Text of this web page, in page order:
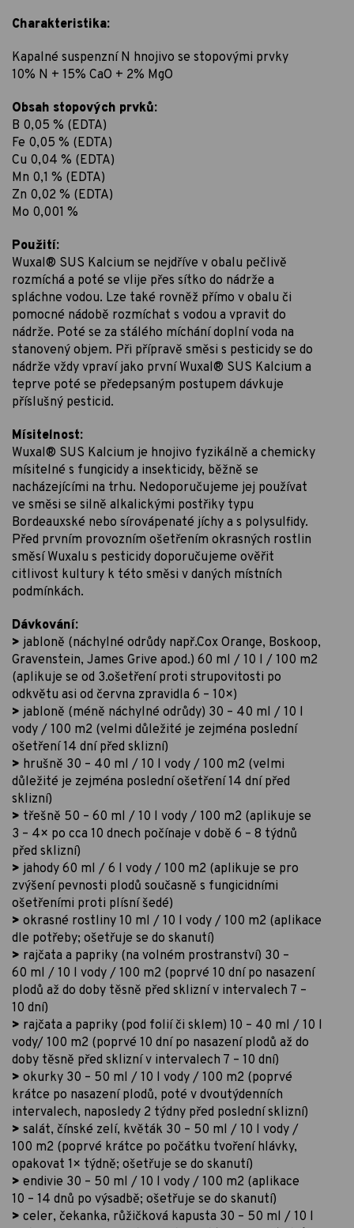
Charakteristika:
Kapalné suspenzní N hnojivo se stopovými prvky
10% N + 15% CaO + 2% MgO
Obsah stopových prvků:
B 0,05 % (EDTA)
Fe 0,05 % (EDTA)
Cu 0,04 % (EDTA)
Mn 0,1 % (EDTA)
Zn 0,02 % (EDTA)
Mo 0,001 %
Použití:
Wuxal® SUS Kalcium se nejdříve v obalu pečlivě
rozmíchá a poté se vlije přes sítko do nádrže a
spláchne vodou. Lze také rovněž přímo v obalu či
pomocné nádobě rozmíchat s vodou a vpravit do
nádrže. Poté se za stálého míchání doplní voda na
stanovený objem. Při přípravě směsi s pesticidy se do
nádrže vždy vpraví jako první Wuxal® SUS Kalcium a
teprve poté se předepsaným postupem dávkuje
příslušný pesticid.
Mísitelnost:
Wuxal® SUS Kalcium je hnojivo fyzikálně a chemicky
mísitelné s fungicidy a insekticidy, běžně se
nacházejícími na trhu. Nedoporučujeme jej používat
ve směsi se silně alkalickými postřiky typu
Bordeauxské nebo sírovápenaté jíchy a s polysulfidy.
Před prvním provozním ošetřením okrasných rostlin
směsí Wuxalu s pesticidy doporučujeme ověřit
citlivost kultury k této směsi v daných místních
podmínkách.
Dávkování:
> jabloně (náchylné odrůdy např.Cox Orange, Boskoop,
Gravenstein, James Grive apod.) 60 ml / 10 l / 100 m2
(aplikuje se od 3.ošetření proti strupovitosti po
odkvětu asi od června zpravidla 6 – 10×)
> jabloně (méně náchylné odrůdy) 30 – 40 ml / 10 l
vody / 100 m2 (velmi důležité je zejména poslední
ošetření 14 dní před sklizní)
> hrušně 30 – 40 ml / 10 l vody / 100 m2 (velmi
důležité je zejména poslední ošetření 14 dní před
sklizní)
> třešně 50 – 60 ml / 10 l vody / 100 m2 (aplikuje se
3 – 4× po cca 10 dnech počínaje v době 6 – 8 týdnů
před sklizní)
> jahody 60 ml / 6 l vody / 100 m2 (aplikuje se pro
zvýšení pevnosti plodů současně s fungicidními
ošetřeními proti plísní šedé)
> okrasné rostliny 10 ml / 10 l vody / 100 m2 (aplikace
dle potřeby; ošetřuje se do skanutí)
> rajčata a papriky (na volném prostranství) 30 –
60 ml / 10 l vody / 100 m2 (poprvé 10 dní po nasazení
plodů až do doby těsně před sklizní v intervalech 7 –
10 dní)
> rajčata a papriky (pod folií či sklem) 10 – 40 ml / 10 l
vody/ 100 m2 (poprvé 10 dní po nasazení plodů až do
doby těsně před sklizní v intervalech 7 – 10 dní)
> okurky 30 – 50 ml / 10 l vody / 100 m2 (poprvé
krátce po nasazení plodů, poté v dvoutýdenních
intervalech, naposledy 2 týdny před poslední sklizní)
> salát, čínské zelí, květák 30 – 50 ml / 10 l vody /
100 m2 (poprvé krátce po počátku tvoření hlávky,
opakovat 1× týdně; ošetřuje se do skanutí)
> endivie 30 – 50 ml / 10 l vody / 100 m2 (aplikace
10 – 14 dnů po výsadbě; ošetřuje se do skanutí)
> celer, čekanka, růžičková kapusta 30 – 50 ml / 10 l